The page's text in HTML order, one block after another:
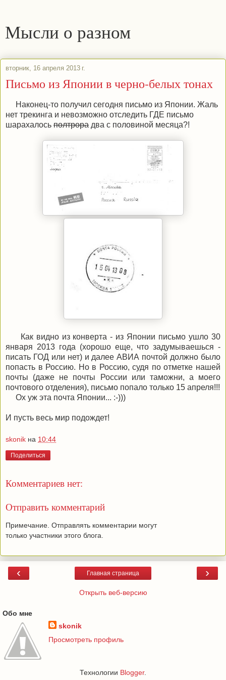
Мысли о разном
вторник, 16 апреля 2013 г.
Письмо из Японии в черно-белых тонах
Наконец-то получил сегодня письмо из Японии. Жаль
нет трекинга и невозможно отследить ГДЕ письмо
шарахалось полтрора два с половиной месяца?!
Как видно из конверта - из Японии письмо ушло 30
января 2013 года (хорошо еще, что задумываешься -
писать ГОД или нет) и далее АВИА почтой должно было
попасть в Россию. Но в Россию, судя по отметке нашей
почты (даже не почты России или таможни, а моего
почтового отделения), письмо попало только 15 апреля!!!
Ох уж эта почта Японии... :-)))
И пусть весь мир подождет!
skonik на 10:44
Поделиться
Комментариев нет:
Отправить комментарий
Примечание. Отправлять комментарии могут
только участники этого блога.
‹ ›
Главная страница
Открыть веб-версию
Обо мне
skonik
Просмотреть профиль
Технологии Blogger.